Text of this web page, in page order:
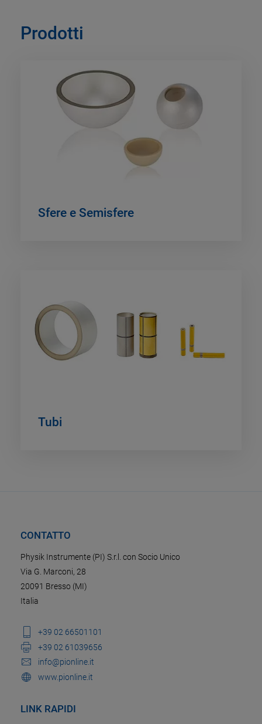
Prodotti
Sfere e Semisfere
Tubi
CONTATTO
Physik Instrumente (PI) S.r.l. con Socio Unico
Via G. Marconi, 28
20091 Bresso (MI)
Italia
+39 02 66501101
+39 02 61039656
info@pionline.it
www.pionline.it
LINK RAPIDI